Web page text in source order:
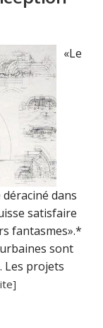
«Le
dans
satisfaire
fantasmes».*
sont
Les projets